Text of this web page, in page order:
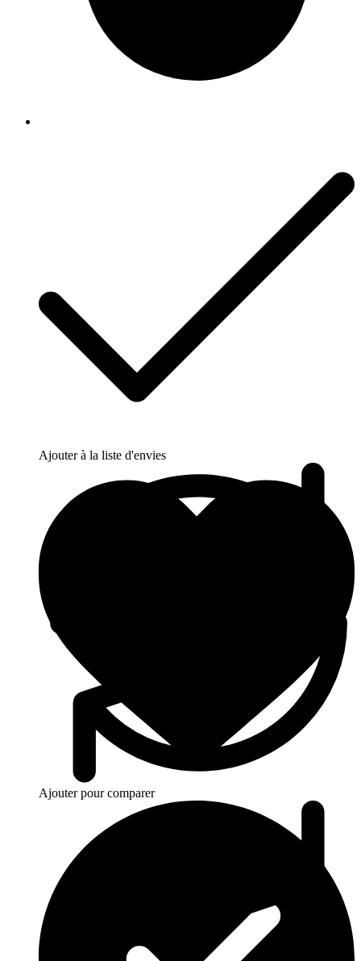
Ajouter à la liste d'envies
Ajouter pour comparer